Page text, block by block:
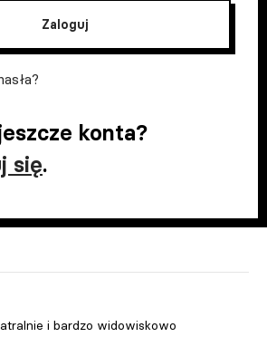
Zaloguj
konta?
się.
i bardzo widowiskowo